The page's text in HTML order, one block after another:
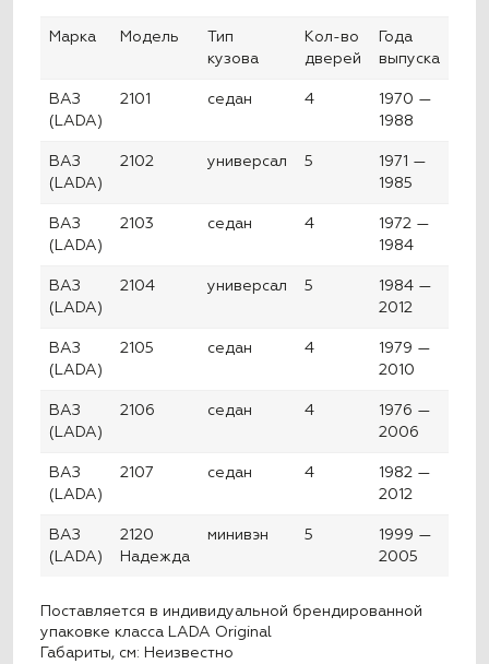
Марка Модель
Тип
кузова
Кол-во
дверей
Года
выпуска
ВАЗ
(LADA)
2101 седан 4
1970 —
1988
ВАЗ
(LADA)
2102 универсал 5
1971 —
1985
ВАЗ
(LADA)
2103 седан 4
1972 —
1984
ВАЗ
(LADA)
2104 универсал 5
1984 —
2012
ВАЗ
(LADA)
2105 седан 4
1979 —
2010
ВАЗ
(LADA)
2106 седан 4
1976 —
2006
ВАЗ
(LADA)
2107 седан 4
1982 —
2012
ВАЗ
(LADA)
2120
Надежда
минивэн 5
1999 —
2005
Поставляется в индивидуальной брендированной
упаковке класса LADA Original
Габариты, см: Неизвестно